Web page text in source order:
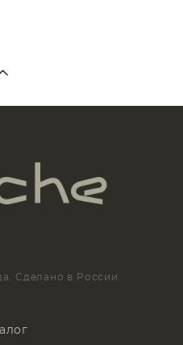
Сделано в России.